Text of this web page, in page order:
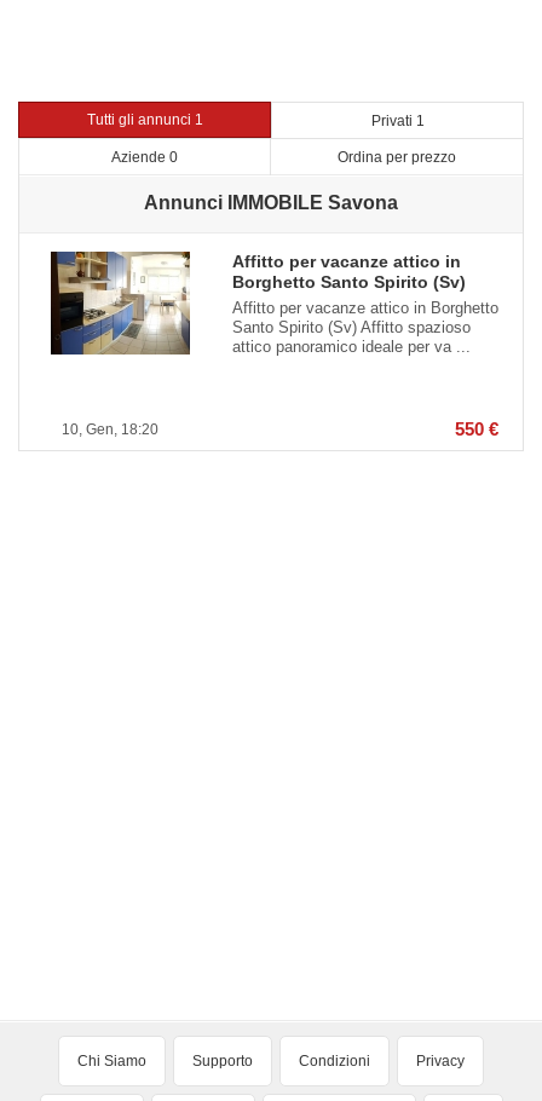
Tutti gli annunci 1 Privati 1
Aziende 0 Ordina per prezzo
Annunci IMMOBILE Savona
10, Gen, 18:20
Affitto per vacanze attico in
Borghetto Santo Spirito (Sv)
Affitto per vacanze attico in Borghetto
Santo Spirito (Sv) Affitto spazioso
attico panoramico ideale per va ...
550 €
Chi Siamo Supporto Condizioni Privacy